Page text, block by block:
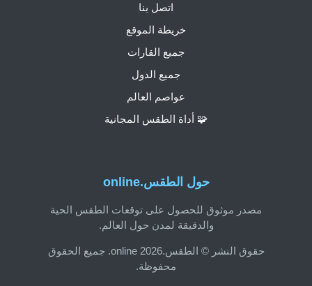
حول الطقس.online
مصدر موثوق للحصول على توقعات الطقس الحية
والدقيقة لمدن حول العالم.
حقوق النشر © الطقس.online 2026. جميع الحقوق
محفوظة.
اتصل بنا
خريطة الموقع
جميع القارات
جميع الدول
عواصم العالم
🧩 أداة الطقس المجانية